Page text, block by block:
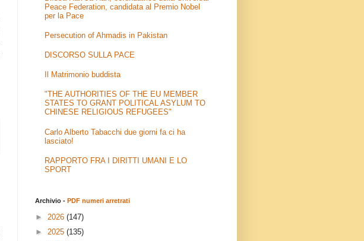
Peace Federation, candidata al Premio Nobel
per la Pace
Persecution of Ahmadis in Pakistan
DISCORSO SULLA PACE
Il Matrimonio buddista
"THE AUTHORITIES OF THE EU MEMBER
STATES TO GRANT POLITICAL ASYLUM TO
CHINESE RELIGIOUS REFUGEES"
Carlo Alberto Tabacchi due giorni fa ci ha
lasciato!
RAPPORTO FRA I DIRITTI UMANI E LO
SPORT
Archivio - PDF numeri arretrati
► 2026 (147)
► 2025 (135)